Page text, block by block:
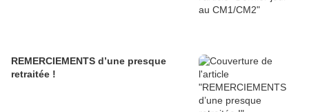
REMERCIEMENTS d’une presque
retraitée !